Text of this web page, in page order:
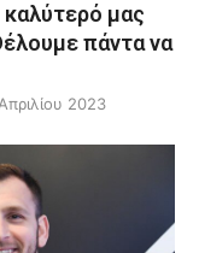
μας
πάντα να
2023